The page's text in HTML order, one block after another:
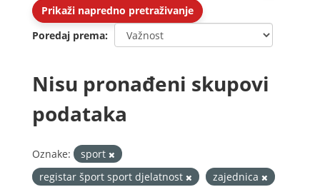
Prikaži napredno pretraživanje
Poredaj prema
Nisu pronađeni skupovi
podataka
Oznake:
sport
registar šport sport djelatnost
zajednica